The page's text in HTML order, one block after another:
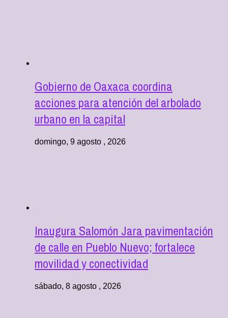
Gobierno de Oaxaca coordina
acciones para atención del arbolado
urbano en la capital
domingo, 9 agosto , 2026
Inaugura Salomón Jara pavimentación
de calle en Pueblo Nuevo; fortalece
movilidad y conectividad
sábado, 8 agosto , 2026